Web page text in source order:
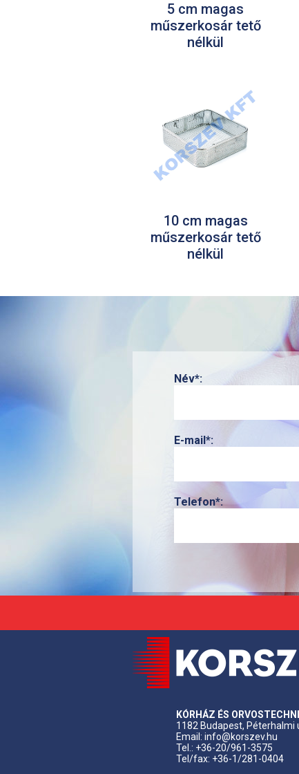
5 cm magas
műszerkosár tető
nélkül
10 cm magas
műszerkosár tető
nélkül
Név*:
E-mail*:
Telefon*:
KÓRHÁZ ÉS
1182 Budapest, Péterhalmi
Email: info@korszev.hu
Tel.: +36-20/961-3575
Tel/fax: +36-1/281-0404